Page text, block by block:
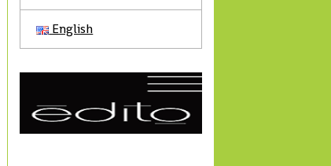
English